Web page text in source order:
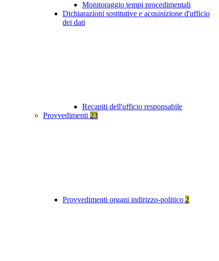
Monitoraggio tempi procedimentali
Dichiarazioni sostitutive e acquisizione d'ufficio
dei dati
Recapiti dell'ufficio responsabile
Provvedimenti 23
Provvedimenti organi indirizzo-politico 2